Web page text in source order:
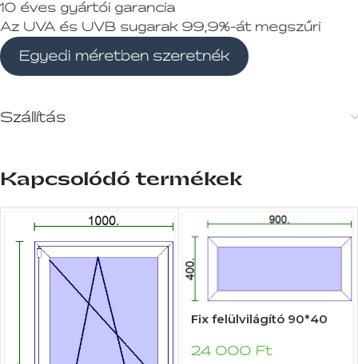
10 éves gyártói garancia
Az UVA és UVB sugarak 99,9%-át megszűri
Egyedi méretben szeretnék
Szállítás
Kapcsolódó termékek
Fix felülvilágító 90*40
24 000 Ft